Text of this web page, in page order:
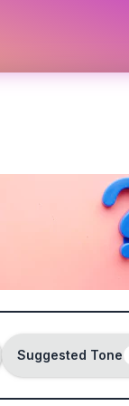
Suggested Tone